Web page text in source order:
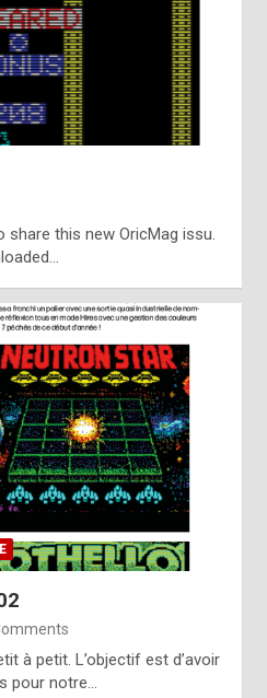
share this new OricMag issu.
à petit. L’objectif est d’avoir
pour notre…